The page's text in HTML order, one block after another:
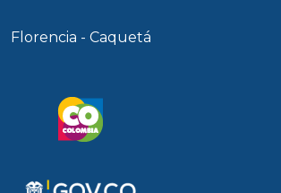
Florencia - Caquetá